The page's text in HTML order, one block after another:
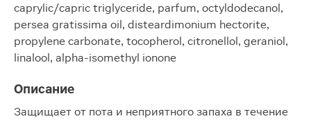
caprylic/capric triglyceride, parfum, octyldodecanol,
persea gratissima oil, disteardimonium hectorite,
propylene carbonate, tocopherol, citronellol, geraniol,
linalool, alpha-isomethyl ionone
Описание
Защищает от пота и неприятного запаха в течение